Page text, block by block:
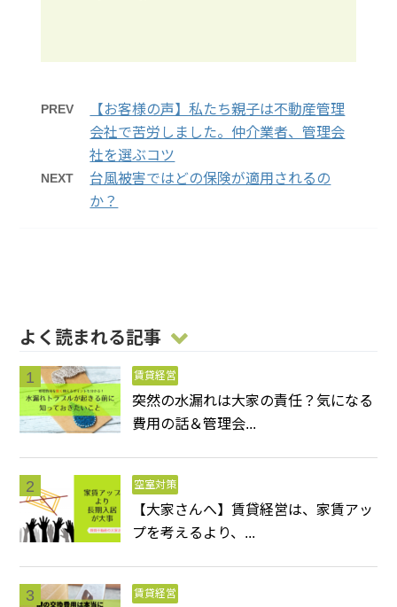
PREV
【お客様の声】私たち親子は不動産管理
会社で苦労しました。仲介業者、管理会
社を選ぶコツ
NEXT
台風被害ではどの保険が適用されるの
か？
よく読まれる記事
賃貸経営
突然の水漏れは大家の責任？気になる
費用の話＆管理会...
空室対策
【大家さんへ】賃貸経営は、家賃アッ
プを考えるより、...
賃貸経営